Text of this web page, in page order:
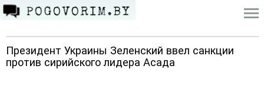
Президент Украины Зеленский ввел санкции
против сирийского лидера Асада